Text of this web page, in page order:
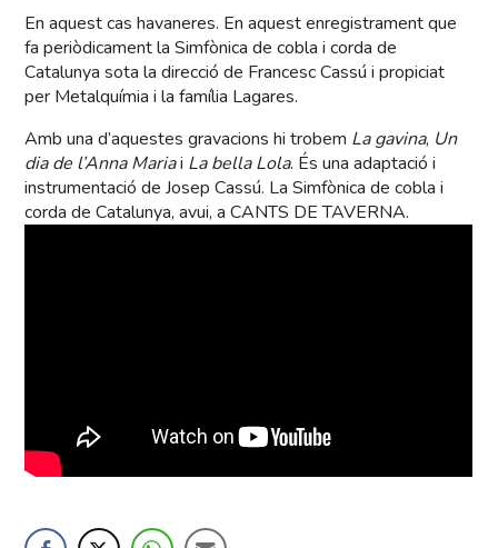
En aquest cas havaneres. En aquest enregistrament que
fa periòdicament la Simfònica de cobla i corda de
Catalunya sota la direcció de Francesc Cassú i propiciat
per Metalquímia i la família Lagares.
Amb una d’aquestes gravacions hi trobem La gavina, Un
dia de l’Anna Mariai La bella Lola. És una adaptació i
instrumentació de Josep Cassú. La Simfònica de cobla i
corda de Catalunya, avui, a CANTS DE TAVERNA.